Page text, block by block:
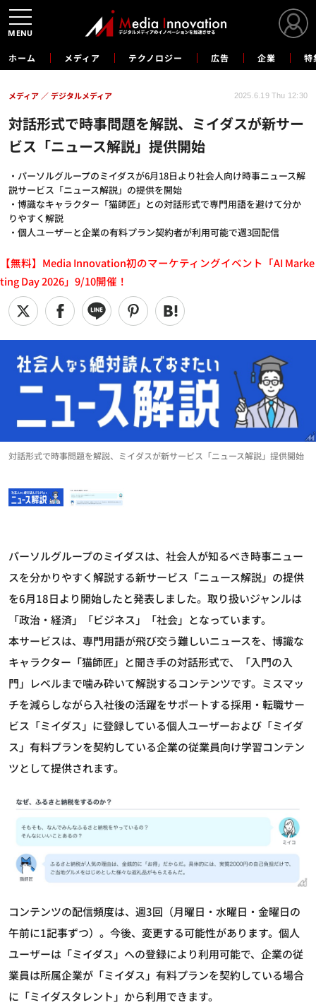
ホーム メディア テクノロジー 広告 企業 特
対話形式で時事問題を解説、ミイダスが新サー
ビス「ニュース解説」提供開始
・パーソルグループのミイダスが6月18日より社会人向け時事ニュース解
説サービス「ニュース解説」の提供を開始
・博識なキャラクター「猫師匠」との対話形式で専門用語を避けて分か
りやすく解説
・個人ユーザーと企業の有料プラン契約者が利用可能で週3回配信
メディア デジタルメディア 2025.6.19 Thu 12:30
【無料】Media Innovation初のマーケティングイベント「AI Marke
ting Day 2026」9/10開催！
対話形式で時事問題を解説、ミイダスが新サービス「ニュース解説」提供開始
パーソルグループのミイダスは、社会人が知るべき時事ニュー
スを分かりやすく解説する新サービス「ニュース解説」の提供
を6月18日より開始したと発表しました。取り扱いジャンルは
「政治・経済」「ビジネス」「社会」となっています。
本サービスは、専門用語が飛び交う難しいニュースを、博識な
キャラクター「猫師匠」と聞き手の対話形式で、「入門の入
門」レベルまで噛み砕いて解説するコンテンツです。ミスマッ
チを減らしながら入社後の活躍をサポートする採用・転職サー
ビス「ミイダス」に登録している個人ユーザーおよび「ミイダ
ス」有料プランを契約している企業の従業員向け学習コンテン
ツとして提供されます。
コンテンツの配信頻度は、週3回（月曜日・水曜日・金曜日の
午前に1記事ずつ）。今後、変更する可能性があります。個人
ユーザーは「ミイダス」への登録により利用可能で、企業の従
業員は所属企業が「ミイダス」有料プランを契約している場合
に「ミイダスタレント」から利用できます。
MENU